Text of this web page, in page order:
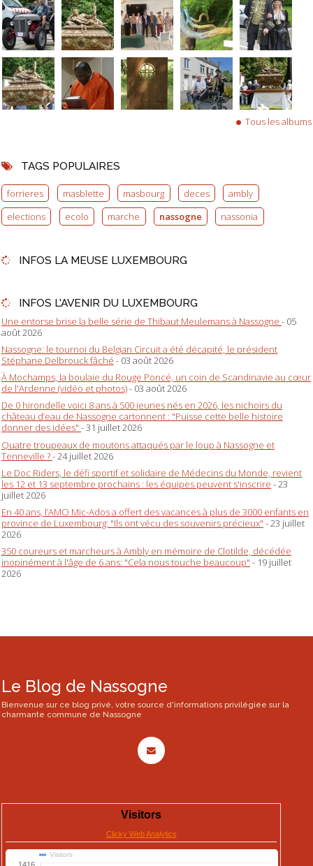
Tous les albums
TAGS POPULAIRES
forrieres masblette masbourg deces
ambly
elections
ecolo marche nassogne nassonia
INFOS LA MEUSE LUXEMBOURG
INFOS L'AVENIR DU LUXEMBOURG
Une entorse brise la belle série de Thibaut Meulemans à Nassogne - 05
août 2026
Nassogne: le tournoi du Belgian Circuit a été décapité, le président
Stéphane Delbrouck fâché - 03 août 2026
À Mochamps, la boulaie du Rouge Poncé, un coin de Scandinavie au cœur
de l'Ardenne (vidéo et photos)- 03 août 2026
De 0 hirondelle voici 8 ans à 500 jeunes nés en 2026, les nichoirs du
château d’eau de Nassogne cartonnent : "Puisse cette belle histoire
donner des idées" - 31 juillet 2026
Quatre troupeaux de moutons attaqués par le loup à Nassogne et
Tenneville ?- 24 juillet 2026
Le Doc Riders, le défi sportif et solidaire de Médecins du Monde, revient
les 12 et 13 septembre prochains : les équipes peuvent s'inscrire - 23
juillet 2026
En 40 ans, l’AMO Mic-Ados a offert des vacances à plus de 3000 enfants en
province de Luxembourg: "Ils ont vécu des souvenirs précieux" - 23 juillet
2026
350 coureurs et marcheurs à Ambly en mémoire de Clotilde, décédée
inopinément à l'âge de 6 ans: "Cela nous touche beaucoup" - 19 juillet
2026
Le Blog de Nassogne
Bienvenue sur ce blog privé, votre source d'informations privilégiée sur la
charmante commune de Nassogne